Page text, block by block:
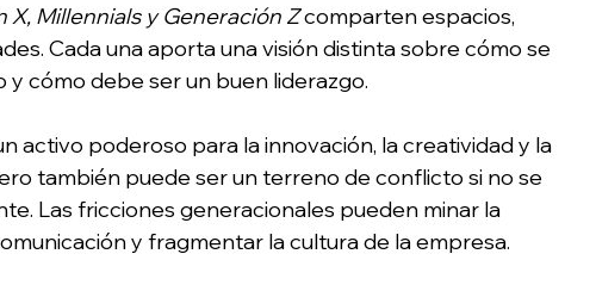
Millennials y Generación Z comparten espacios,
Cada una aporta una visión distinta sobre cómo se
y cómo debe ser un buen liderazgo.
activo poderoso para la innovación, la creatividad y la
también puede ser un terreno de conflicto si no se
Las fricciones generacionales pueden minar la
y fragmentar la cultura de la empresa.